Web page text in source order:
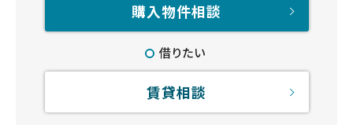
購入物件相談
借りたい
賃貸相談